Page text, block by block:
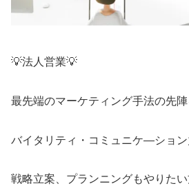
💡法人営業💡
最先端のマーケティング手法の先陣
バイタリティ・コミュニケ―ション
戦略立案、プランニングもやりたい